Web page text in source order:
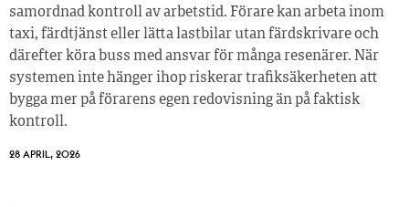
samordnad kontroll av arbetstid. Förare kan arbeta inom
taxi, färdtjänst eller lätta lastbilar utan färdskrivare och
därefter köra buss med ansvar för många resenärer. När
systemen inte hänger ihop riskerar trafiksäkerheten att
bygga mer på förarens egen redovisning än på faktisk
kontroll.
28 APRIL, 2026